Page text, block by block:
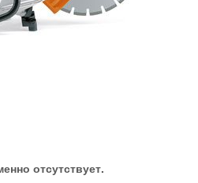
отсутствует.